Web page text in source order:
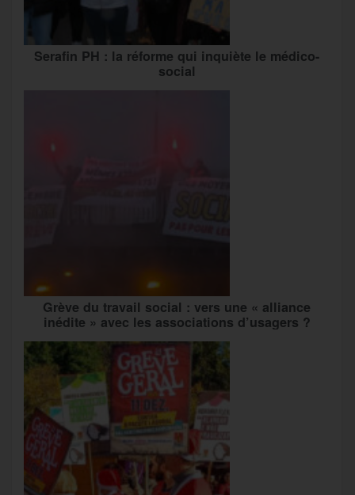
Serafin PH : la réforme qui inquiète le médico-
social
Grève du travail social : vers une « alliance
inédite » avec les associations d’usagers ?